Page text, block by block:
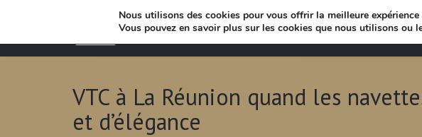
VTC à La Réunion quand les
et d’élégance
Nous utilisons des cookies pour vous offrir la meilleure
Vous pouvez en savoir plus sur les cookies que nous utilisons ou